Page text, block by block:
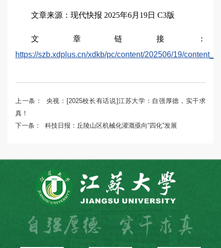
文章来源：现代快报 2025年6月19日 C3版
文章链接：
https://szb.xdplus.cn/xdkb/pc/content/202506/19/
上一条：
央视：[2025校长有话说]江苏大学：自强厚德，实干求
真！
下一条：
科技日报：丘陵山区机械化灌溉亟向“四化”发展